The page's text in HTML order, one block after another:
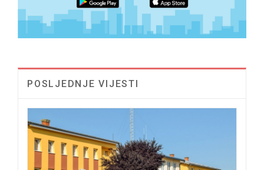
POSLJEDNJE VIJESTI